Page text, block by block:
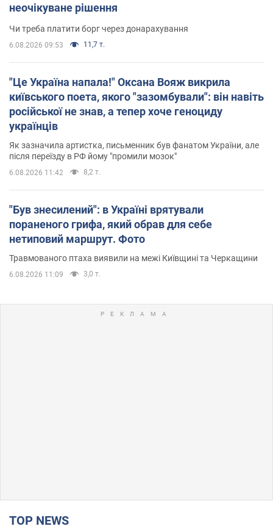
неочікуване рішення
Чи треба платити борг через донарахування
6.08.2026 09:53 11,7 т.
"Це Україна напала!" Оксана Вояж викрила
київського поета, якого "зазомбували": він навіть
російської не знав, а тепер хоче геноциду
українців
Як зазначила артистка, письменник був фанатом України, але
після переїзду в РФ йому "промили мозок"
6.08.2026 11:42 8,2 т.
"Був знесилений": в Україні врятували
пораненого грифа, який обрав для себе
нетиповий маршрут. Фото
Травмованого птаха виявили на межі Київщині та Черкащини
6.08.2026 11:09 3,0 т.
TOP NEWS